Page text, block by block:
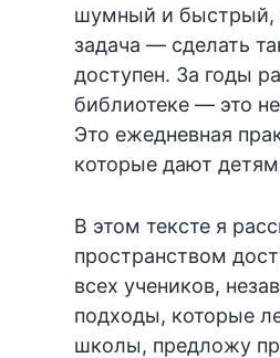
шумный и быстрый,
задача — сделать
доступен. За годы
библиотеке — это
Это ежедневная
которые дают
В этом тексте я
пространством
всех учеников,
подходы, которые
школы, предложу